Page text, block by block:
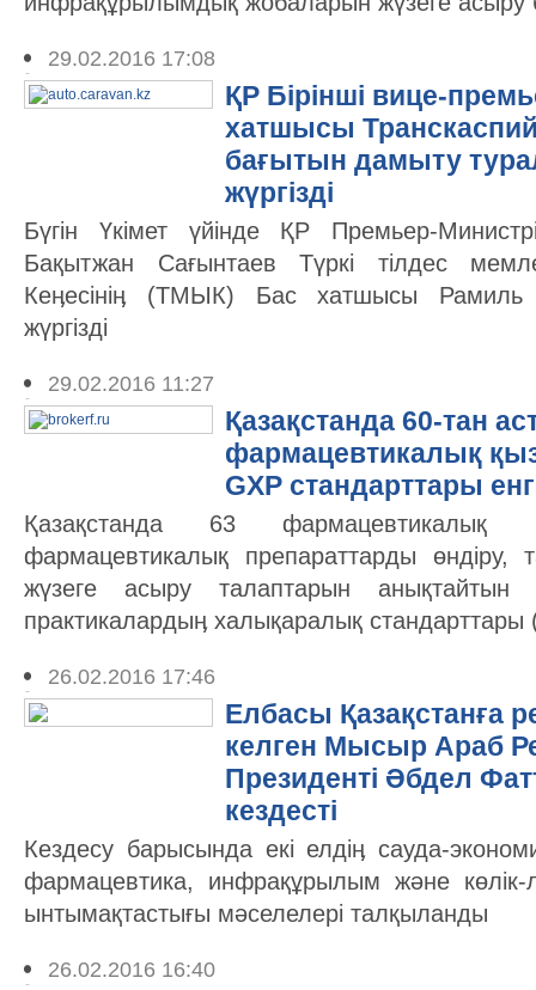
29.02.2016 17:08
ҚР Бірінші вице-
хатшысы
бағытын дамыту
жүргізді
Бүгін Үкімет үйінде ҚР Премьер-
Бақытжан Сағынтаев Түркі тілдес
Кеӊесініӊ (ТМЫК) Бас хатшысы Рамиль
жүргізді
29.02.2016 11:27
Қазақстанда 60-тан
фармацевтикалық
GXP стандарттары
Қазақстанда 63 фармацевтикалық
фармацевтикалық препараттарды өндіру,
жүзеге асыру талаптарын анықтайтын
практикалардыӊ халықаралық стандарттары
26.02.2016 17:46
Елбасы Қазақстанға
келген Мысыр Араб
Президенті Әбдел
кездесті
Кездесу барысында екі елдіӊ сауда-
фармацевтика, инфрақұрылым және көлік-
ынтымақтастығы мәселелері талқыланды
26.02.2016 16:40